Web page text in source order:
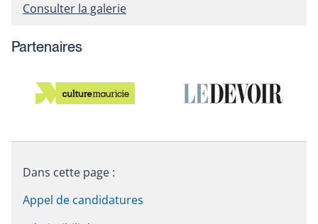
Consulter la galerie
Partenaires
Dans cette page :
Appel de candidatures